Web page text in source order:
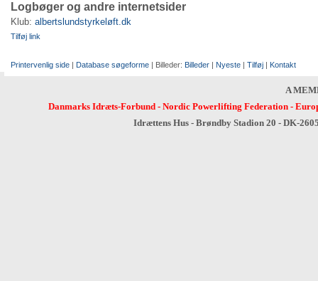
Logbøger og andre internetsider
Klub: albertslundstyrkeløft.dk
Tilføj link
Printervenlig side | Database søgeforme | Billeder: Billeder | Nyeste | Tilføj | Kontakt
A
Danmarks Idræts-Forbund- Nordic Powerlifting Federation-
Idrættens Hus - Brøndby Stadion 20 - DK-